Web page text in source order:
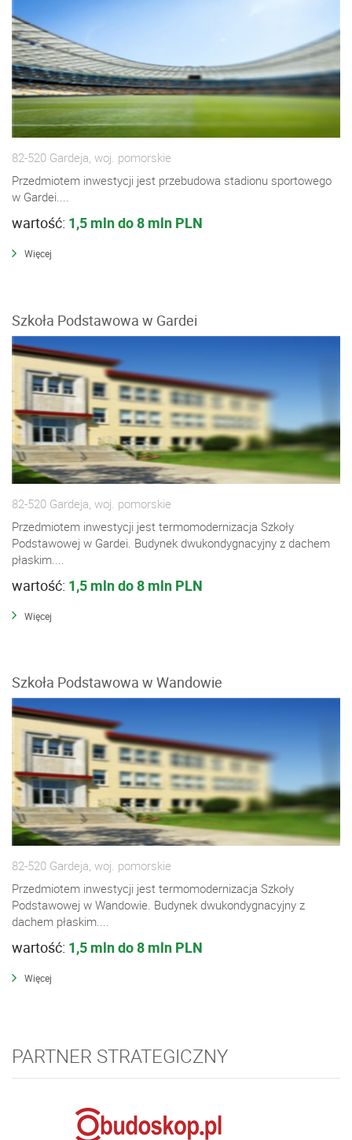
82-520 Gardeja, woj. pomorskie
Przedmiotem inwestycji jest przebudowa stadionu sportowego
w Gardei....
wartość: 1,5 mln do 8 mln PLN
Więcej
Szkoła Podstawowa w Gardei
82-520 Gardeja, woj. pomorskie
Przedmiotem inwestycji jest termomodernizacja Szkoły
Podstawowej w Gardei. Budynek dwukondygnacyjny z dachem
płaskim....
wartość: 1,5 mln do 8 mln PLN
Więcej
Szkoła Podstawowa w Wandowie
82-520 Gardeja, woj. pomorskie
Przedmiotem inwestycji jest termomodernizacja Szkoły
Podstawowej w Wandowie. Budynek dwukondygnacyjny z
dachem płaskim....
wartość: 1,5 mln do 8 mln PLN
Więcej
PARTNER STRATEGICZNY